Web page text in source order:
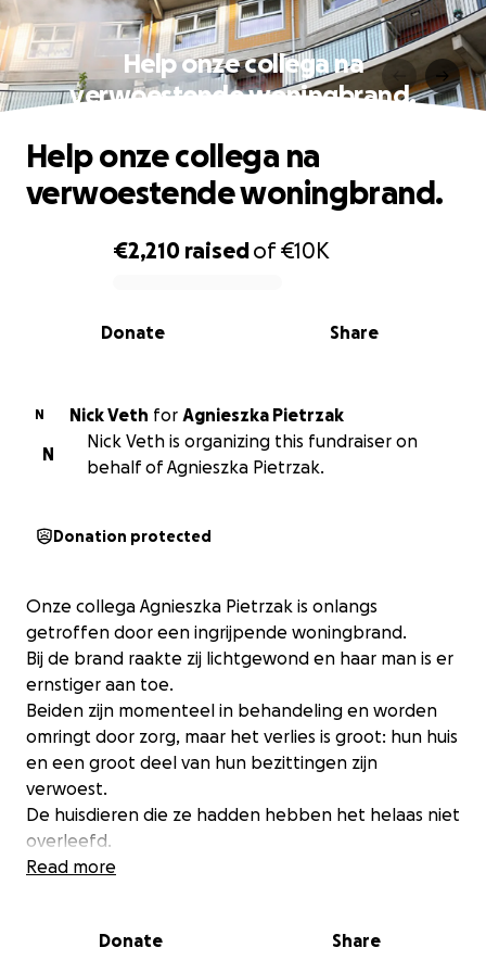
Help onze collega na
verwoestende woningbrand.
0% complete
€2,210 raisedof€10K
Share
Donate
Help onze collega na
verwoestende woningbrand.
N Nick Veth for Agnieszka Pietrzak
N
Nick Veth is organizing this fundraiser on
behalf of Agnieszka Pietrzak.
Donation protected
Onze collega Agnieszka Pietrzak is onlangs
getroffen door een ingrijpende woningbrand.
Bij de brand raakte zij lichtgewond en haar man is er
ernstiger aan toe.
Beiden zijn momenteel in behandeling en worden
omringt door zorg, maar het verlies is groot: hun huis
en een groot deel van hun bezittingen zijn
verwoest.
De huisdieren die ze hadden hebben het helaas niet
overleefd.
In deze moeilijke periode willen wij als collega’s laten
te leveren aan de eerste kosten voor tijdelijke
Read more
Donate Share